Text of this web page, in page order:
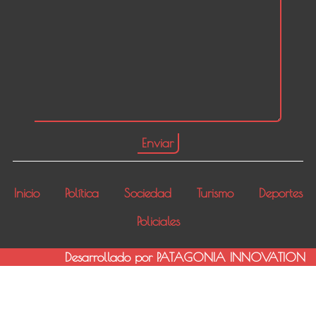
Inicio Política Sociedad Turismo
Deportes
Policiales
Desarrollado por PATAGONIA INNOVATION